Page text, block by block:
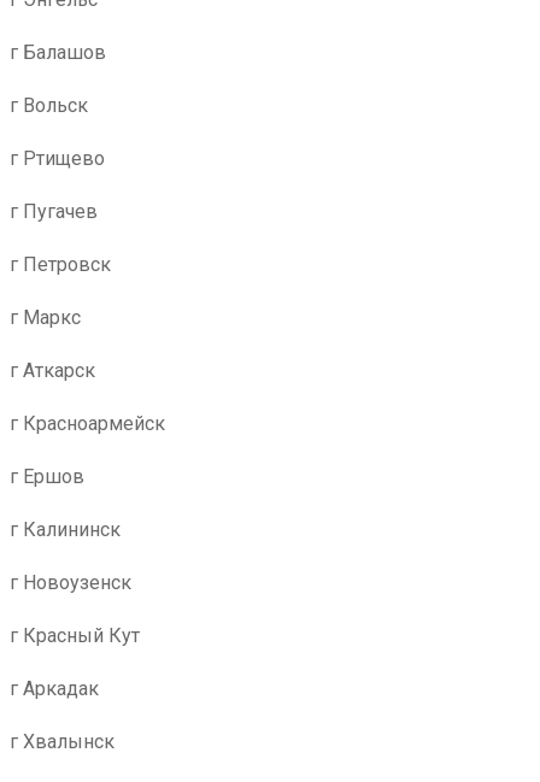
г Балашов
г Вольск
г Ртищево
г Пугачев
г Петровск
г Маркс
г Аткарск
г Красноармейск
г Ершов
г Калининск
г Новоузенск
г Красный Кут
г Аркадак
г Хвалынск